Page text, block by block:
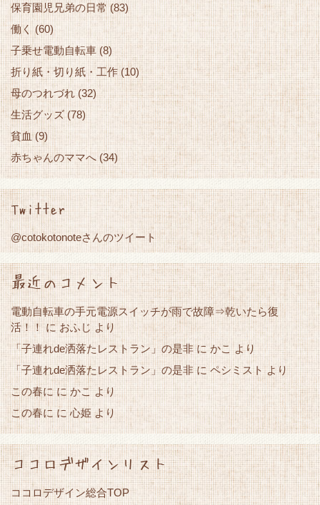
保育園児兄弟の日常(83)
働く(60)
子乗せ電動自転車 (8)
折り紙・切り紙・工作 (10)
母のつれづれ(32)
生活グッズ(78)
貧血(9)
赤ちゃんのママへ (34)
Twitter
@cotokotonoteさんのツイート
最近のコメント
電動自転車の手元電源スイッチが雨で故障⇒乾いたら復
活！！ に おふじ より
「子連れde洒落たレストラン」の是非 に かこ より
「子連れde洒落たレストラン」の是非 に ペシミスト より
この春に に かこより
この春に に 心姫 より
ココロデザインリスト
ココロデザイン総合TOP